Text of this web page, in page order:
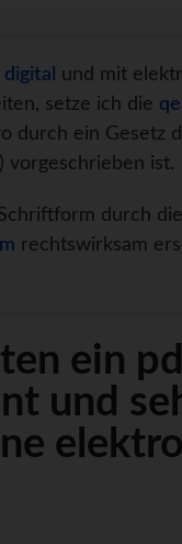
digital
und mit
setze ich die
durch ein Gesetz
vorgeschrieben ist.
durch die
rechtswirksam
ein
und